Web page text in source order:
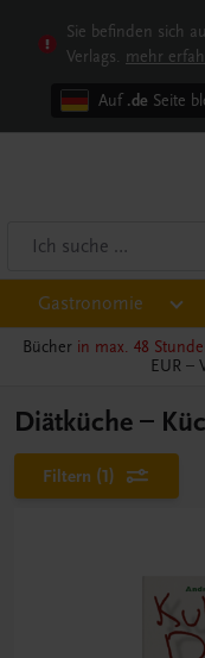
Sie befinden sich
Verlags. mehr
Auf .de Seite
Gastronomie
Bücher in max. 48
EUR –
Diätküche –
Filtern (1)